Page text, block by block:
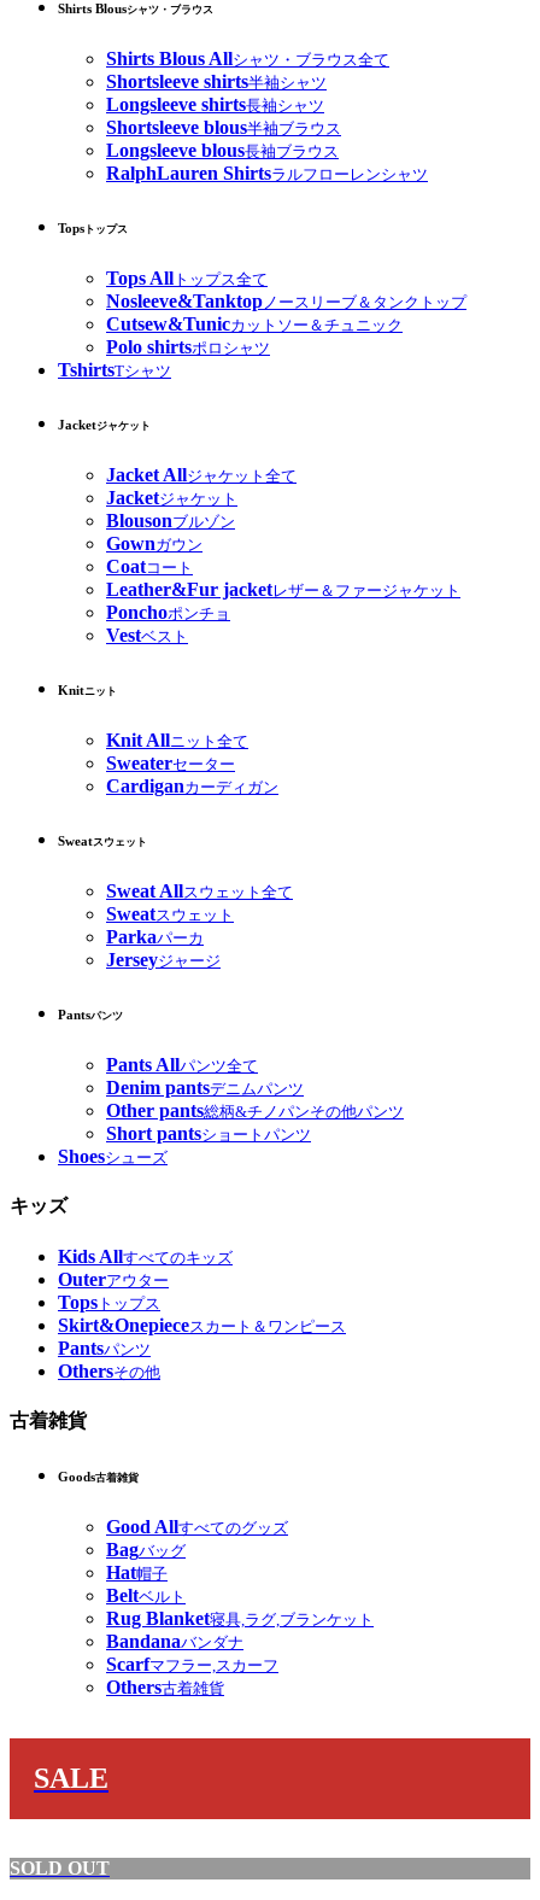
Shirts Blousシャツ・ブラウス
Shirts Blous Allシャツ・ブラウス全て
Shortsleeve shirts半袖シャツ
Longsleeve shirts長袖シャツ
Shortsleeve blous半袖ブラウス
Longsleeve blous長袖ブラウス
RalphLauren Shirtsラルフローレンシャツ
Tops トップス
Tops All トップス全て
Nosleeve&Tanktopノースリーブ＆タンクトップ
Cutsew&Tunicカットソー＆チュニック
Polo shirtsポロシャツ
TshirtsTシャツ
Jacketジャケット
Jacket Allジャケット全て
Jacketジャケット
Blousonブルゾン
Gownガウン
Coatコート
Leather&Fur jacketレザー＆ファージャケット
Ponchoポンチョ
Vestベスト
Knitニット
Knit Allニット全て
Sweaterセーター
Cardiganカーディガン
Sweatスウェット
Sweat Allスウェット全て
Sweatスウェット
Parkaパーカ
Jerseyジャージ
Pantsパンツ
Pants Allパンツ全て
Denim pantsデニムパンツ
Other pants総柄&チノパンその他パンツ
Short pantsショートパンツ
Shoesシューズ
キッズ
Kids Allすべてのキッズ
Outerアウター
Tops トップス
Skirt&Onepieceスカート＆ワンピース
Pantsパンツ
Othersその他
古着雑貨
Goods古着雑貨
Good Allすべてのグッズ
Bagバッグ
Hat帽子
Beltベルト
Rug Blanket寝具,ラグ,ブランケット
Bandanaバンダナ
Scarfマフラー,スカーフ
Others古着雑貨
SALE
SOLD OUT